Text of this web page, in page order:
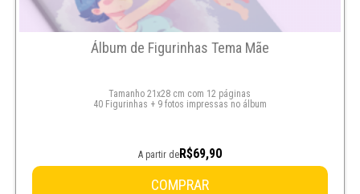
Álbum de Figurinhas Tema Mãe
Tamanho 21x28 cm com 12 páginas
40 Figurinhas + 9 fotos impressas no álbum
A partir deR$69,90
COMPRAR